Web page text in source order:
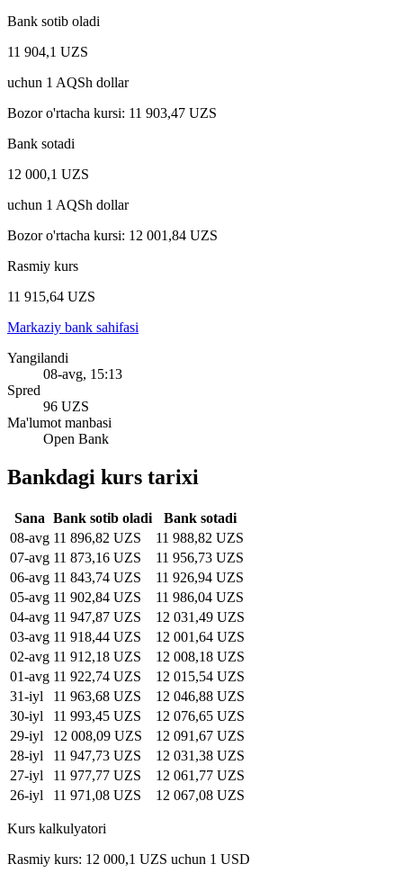
Bank sotib oladi
11 904,1 UZS
uchun 1 AQSh dollar
Bozor o'rtacha kursi: 11 903,47 UZS
Bank sotadi
12 000,1 UZS
uchun 1 AQSh dollar
Bozor o'rtacha kursi: 12 001,84 UZS
Rasmiy kurs
11 915,64 UZS
Markaziy bank sahifasi
Yangilandi
08-avg, 15:13
Spred
96 UZS
Ma'lumot manbasi
Open Bank
Bankdagi kurs tarixi
Sana Bank sotib oladi
Bank sotadi
08-avg 11 896,82 UZS
11 988,82 UZS
07-avg 11 873,16 UZS
11 956,73 UZS
06-avg 11 843,74 UZS
11 926,94 UZS
05-avg 11 902,84 UZS
11 986,04 UZS
04-avg 11 947,87 UZS
12 031,49 UZS
03-avg 11 918,44 UZS
12 001,64 UZS
02-avg 11 912,18 UZS
12 008,18 UZS
01-avg 11 922,74 UZS
12 015,54 UZS
31-iyl
11 963,68 UZS
12 046,88 UZS
30-iyl
11 993,45 UZS
12 076,65 UZS
29-iyl
12 008,09 UZS
12 091,67 UZS
28-iyl
11 947,73 UZS
12 031,38 UZS
27-iyl
11 977,77 UZS
12 061,77 UZS
26-iyl
11 971,08 UZS 12 067,08 UZS
Kurs kalkulyatori
Rasmiy kurs: 12 000,1 UZS uchun 1 USD